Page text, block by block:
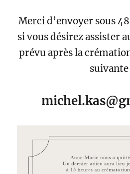
Merci d’envoyer sous
si vous désirez assister
prévu après la
suivante